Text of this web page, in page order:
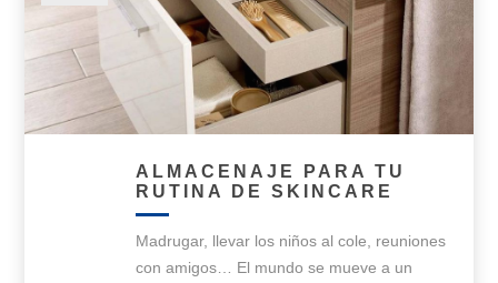
ALMACENAJE PARA TU
RUTINA DE SKINCARE
Madrugar, llevar los niños al cole, reuniones
con amigos… El mundo se mueve a un